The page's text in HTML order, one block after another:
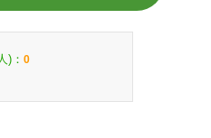
人)： 0